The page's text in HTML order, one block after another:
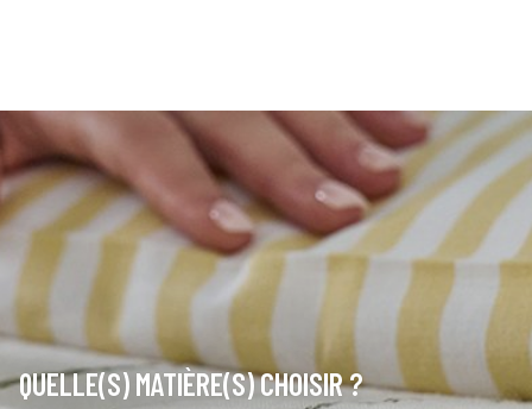
QUELLE(S) MATIÈRE(S) CHOISIR ?